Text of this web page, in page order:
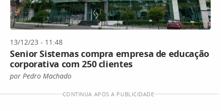
13/12/23 - 11:48
Senior Sistemas compra empresa de educação
corporativa com 250 clientes
por Pedro Machado
CONTINUA APÓS A PUBLICIDADE